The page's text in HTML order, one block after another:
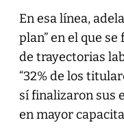
En esa línea,
plan” en el que
de trayectorias
“32% de los
sí finalizaron sus
en mayor